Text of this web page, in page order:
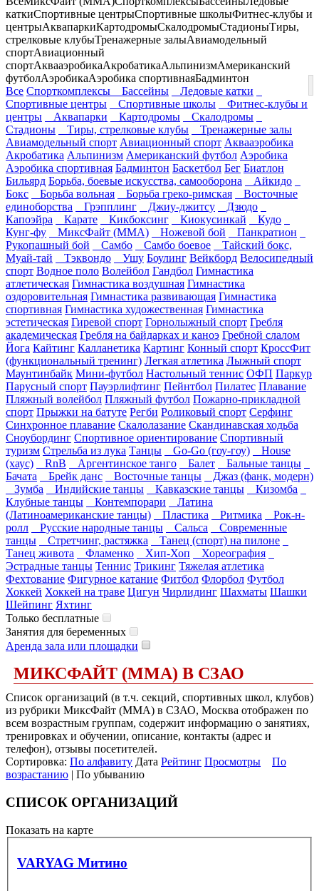
каткиСпортивные центрыСпортивные школыФитнес-клубы и
центрыАквапаркиКартодромыСкалодромыСтадионыТиры,
стрелковые клубыТренажерные залыАвиамодельный
спортАвиационный
спортАквааэробикаАкробатикаАльпинизмАмериканский
футболАэробикаАэробика спортивнаяБадминтон
Все Спорткомплексы Бассейны
Ледовые катки
Спортивные центры
Спортивные школы
Фитнес-клубы и
центры
Аквапарки Картодромы
Скалодромы
Стадионы
Тиры, стрелковые клубы
Тренажерные залы
Авиамодельный спорт Авиационный спорт Аквааэробика
Акробатика Альпинизм Американский футбол Аэробика
Аэробика спортивная Бадминтон Баскетбол Бег Биатлон
Бильярд Борьба, боевые искусства, самооборона
Айкидо
Бокс
Борьба вольная Борьба греко-римская
Восточные
единоборства
Грэпплинг Джиу-джитсу
Дзюдо
Капоэйра
Карате Кикбоксинг Киокусинкай
Кудо
Кунг-фу
МиксФайт (ММА) Ножевой бой
Панкратион
Рукопашный бой
Самбо Самбо боевое
Тайский бокс,
Муай-тай
Тэквондо Ушу Боулинг Вейкборд Велосипедный
спорт Водное поло Волейбол Гандбол Гимнастика
атлетическая Гимнастика воздушная Гимнастика
оздоровительная Гимнастика развивающая Гимнастика
спортивная Гимнастика художественная Гимнастика
эстетическая Гиревой спорт Горнолыжный спорт Гребля
академическая Гребля на байдарках и каноэ Гребной слалом
Йога Кайтинг Калланетика Картинг Конный спорт КроссФит
(функциональный тренинг) Легкая атлетика Лыжный спорт
Маунтинбайк Мини-футбол Настольный теннис ОФП Паркур
Парусный спорт Пауэрлифтинг Пейнтбол Пилатес Плавание
Пляжный волейбол Пляжный футбол Пожарно-прикладной
спорт Прыжки на батуте Регби Роликовый спорт Серфинг
Синхронное плавание Скалолазание Скандинавская ходьба
Сноубординг Спортивное ориентирование Спортивный
туризм Стрельба из лука Танцы Go-Go (гоу-гоу)
House
(хаус)
RnB Аргентинское танго Балет
Бальные танцы
Бачата
Брейк данс Восточные танцы
Джаз (фанк, модерн)
Зумба
Индийские танцы Кавказские танцы
Кизомба
Клубные танцы
Контемпорари
Латина
(Латиноамериканские танцы)
Пластика Ритмика
Рок-н-
ролл
Русские народные танцы Сальса
Современные
танцы
Стретчинг, растяжка
Танец (спорт) на пилоне
Танец живота
Фламенко Хип-Хоп
Хореография
Эстрадные танцы Теннис Трикинг Тяжелая атлетика
Фехтование Фигурное катание Фитбол Флорбол Футбол
Хоккей Хоккей на траве Цигун Чирлидинг Шахматы Шашки
Шейпинг Яхтинг
Только бесплатные
Занятия для беременных
Аренда зала или площадки
МИКСФАЙТ (ММА) В СЗАО
Список организаций (в т.ч. секций, спортивных школ, клубов)
из рубрики МиксФайт (ММА) в СЗАО, Москва отображен по
всем возрастным группам, содержит информацию о занятиях,
тренировках и обучении, описание, контакты (адрес и
телефон), отзывы посетителей.
Сортировка: По алфавиту Дата Рейтинг Просмотры
По
возрастанию | По убыванию
СПИСОК ОРГАНИЗАЦИЙ
Показать на карте
VARYAG Митино